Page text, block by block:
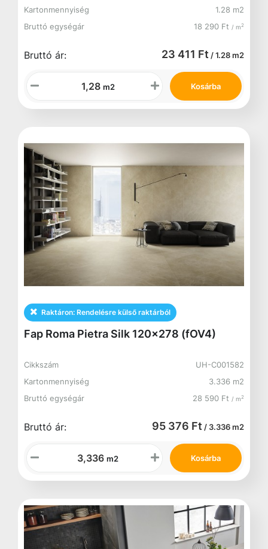
Kartonmennyiség
1.28 m2
Bruttó egységár
18 290 Ft / m2
Bruttó ár: 23 411 Ft / 1.28 m2
m2 Kosárba
Raktáron: Rendelésre külső raktárból
Fap Roma Pietra Silk 120x278 (fOV4)
Cikkszám
UH-C001582
Kartonmennyiség
3.336 m2
Bruttó egységár
28 590 Ft / m2
Bruttó ár: 95 376 Ft / 3.336 m2
m2 Kosárba